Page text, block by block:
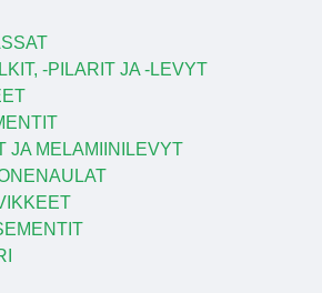
-PILARIT JA -LEVYT
JA MELAMIINILEVYT